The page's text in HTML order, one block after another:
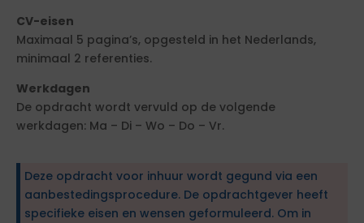
CV-eisen
Maximaal 5 pagina’s, opgesteld in het Nederlands,
minimaal 2 referenties.
Werkdagen
De opdracht wordt vervuld op de volgende
werkdagen: Ma – Di – Wo – Do – Vr.
Deze opdracht voor inhuur wordt gegund via een
aanbestedingsprocedure. De opdrachtgever heeft
specifieke eisen en wensen geformuleerd. Om in